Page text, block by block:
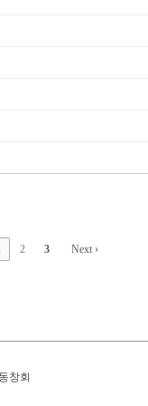
2 3 Next ›
창회